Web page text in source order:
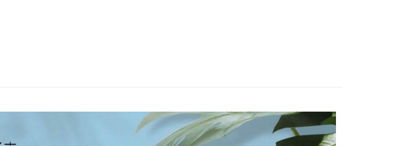
個人情報の処理、利用について疑問がある、または関連する法律の権利
を行使したい場合は、ネットプロテクションズ
cs_tw@netprotections.co.jp
にご連絡ください。上記に示した個人情報